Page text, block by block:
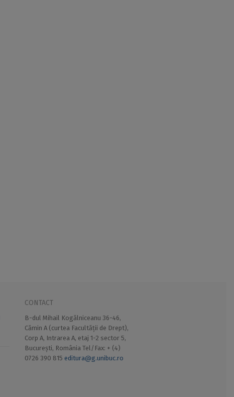
CONTACT
B-dul Mihail Kogălniceanu 36-46,
Cămin A (curtea Facultății de Drept),
Corp A, Intrarea A, etaj 1-2 sector 5,
București, România Tel/Fax: + (4)
0726 390 815 editura@g.unibuc.ro